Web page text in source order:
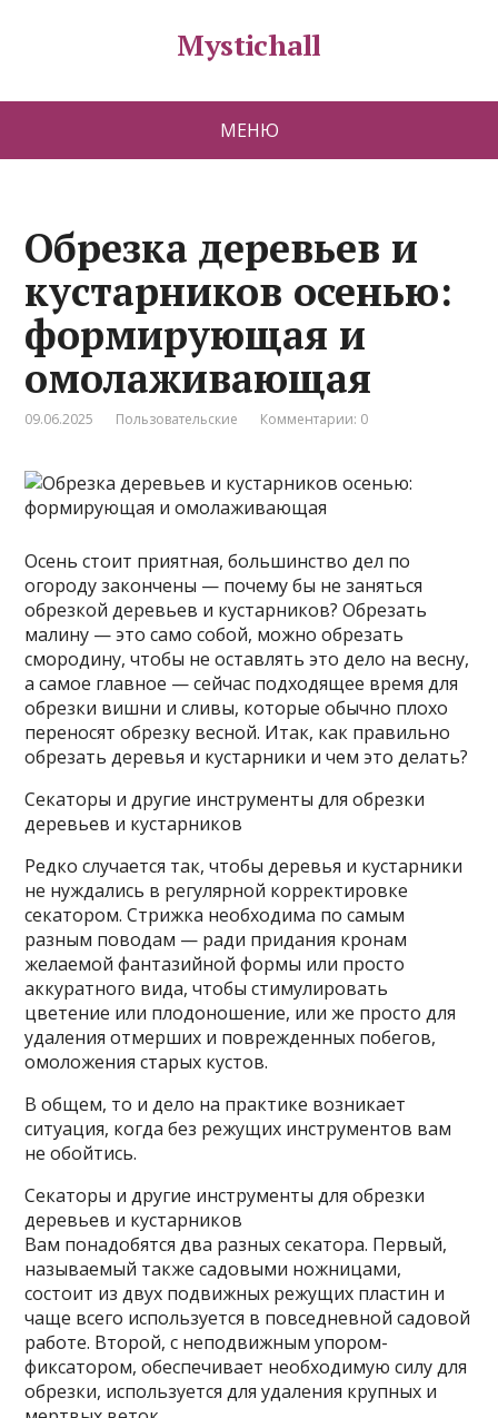
Mystichall
МЕНЮ
Обрезка деревьев и
кустарников осенью:
формирующая и
омолаживающая
09.06.2025 Пользовательские Комментарии: 0
Осень стоит приятная, большинство дел по
огороду закончены — почему бы не заняться
обрезкой деревьев и кустарников? Обрезать
малину — это само собой, можно обрезать
смородину, чтобы не оставлять это дело на весну,
а самое главное — сейчас подходящее время для
обрезки вишни и сливы, которые обычно плохо
переносят обрезку весной. Итак, как правильно
обрезать деревья и кустарники и чем это делать?
Секаторы и другие инструменты для обрезки
деревьев и кустарников
Редко случается так, чтобы деревья и кустарники
не нуждались в регулярной корректировке
секатором. Стрижка необходима по самым
разным поводам — ради придания кронам
желаемой фантазийной формы или просто
аккуратного вида, чтобы стимулировать
цветение или плодоношение, или же просто для
удаления отмерших и поврежденных побегов,
омоложения старых кустов.
В общем, то и дело на практике возникает
ситуация, когда без режущих инструментов вам
не обойтись.
Секаторы и другие инструменты для обрезки
деревьев и кустарников
Вам понадобятся два разных секатора. Первый,
называемый также садовыми ножницами,
состоит из двух подвижных режущих пластин и
чаще всего используется в повседневной садовой
работе. Второй, с неподвижным упором-
фиксатором, обеспечивает необходимую силу для
обрезки, используется для удаления крупных и